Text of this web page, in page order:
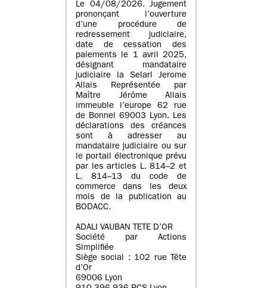
Le 04/08/2026. Jugement
prononçant l’ouverture
d’une procédure de
redressement judiciaire,
date de cessation des
paiements le 1 avril 2025,
désignant mandataire
judiciaire la Selarl Jerome
Allais Représentée par
Maître Jérôme Allais
immeuble l’europe 62 rue
de Bonnel 69003 Lyon. Les
déclarations des créances
sont à adresser au
mandataire judiciaire ou sur
le portail électronique prévu
par les articles L. 814–2 et
L. 814–13 du code de
commerce dans les deux
mois de la publication au
BODACC.
ADALI VAUBAN TETE D’OR
Société par Actions
Simplifiée
Siège social : 102 rue Tête
d’Or
69006 Lyon